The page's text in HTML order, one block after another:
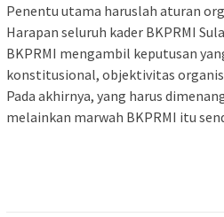
Penentu utama haruslah aturan
Harapan seluruh kader BKPRMI
BKPRMI mengambil keputusan
konstitusional, objektivitas
Pada akhirnya, yang harus
melainkan marwah BKPRMI itu